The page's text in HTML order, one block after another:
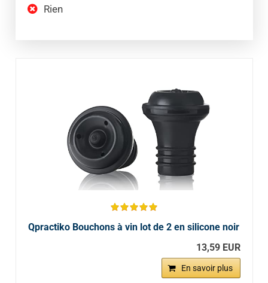
Rien
Qpractiko Bouchons à vin lot de 2 en silicone noir
13,59 EUR
En savoir plus